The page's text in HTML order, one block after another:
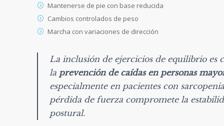
Mantenerse de pie con base reducida
Cambios controlados de peso
Marcha con variaciones de dirección
La inclusión de ejercicios de equilibrio es
la prevención de caídas en personas
especialmente en pacientes con
pérdida de fuerza compromete la
postural.